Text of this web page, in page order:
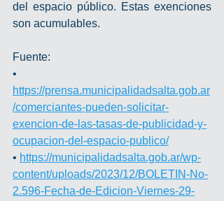
del espacio público. Estas exenciones
son acumulables.
Fuente:
•
https://prensa.municipalidadsalta.gob.ar
/comerciantes-pueden-solicitar-
exencion-de-las-tasas-de-publicidad-y-
ocupacion-del-espacio-publico/
• https://municipalidadsalta.gob.ar/wp-
content/uploads/2023/12/BOLETIN-No-
2.596-Fecha-de-Edicion-Viernes-29-